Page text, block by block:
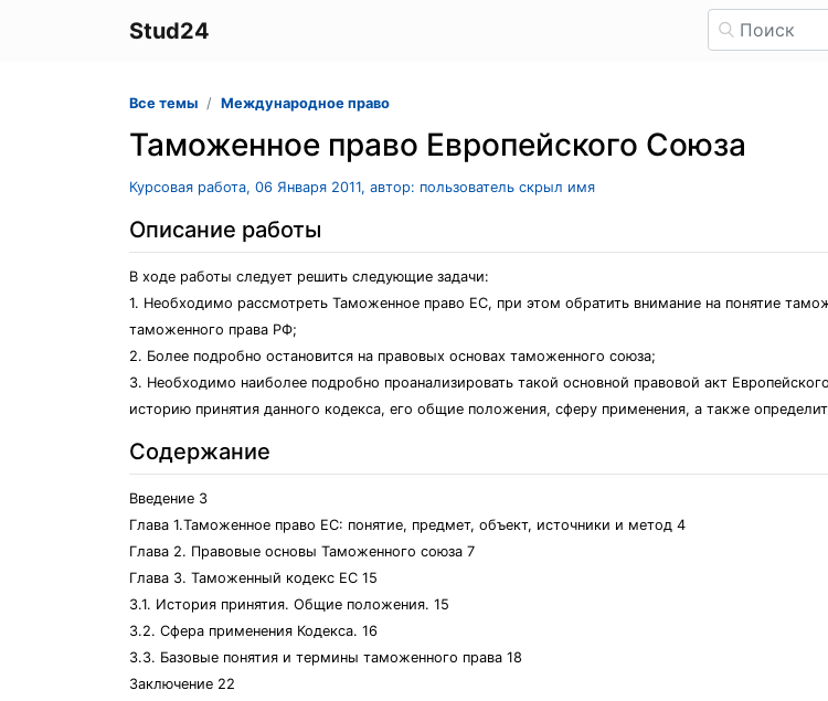
Stud24
Все темы Международное право
Таможенное право Европейского Союза
Курсовая работа, 06 Января 2011, автор: пользователь скрыл имя
Описание работы
В ходе работы следует решить следующие задачи:
1. Необходимо рассмотреть Таможенное право ЕС, при этом обратить внимание на понятие
таможенного права РФ;
2. Более подробно остановится на правовых основах таможенного союза;
3. Необходимо наиболее подробно проанализировать такой основной правовой акт
историю принятия данного кодекса, его общие положения, сферу применения, а также
Содержание
Введение 3
Глава 1.Таможенное право ЕС: понятие, предмет, объект, источники и метод 4
Глава 2. Правовые основы Таможенного союза 7
Глава 3. Таможенный кодекс ЕС 15
3.1. История принятия. Общие положения. 15
3.2. Сфера применения Кодекса. 16
3.3. Базовые понятия и термины таможенного права 18
Заключение 22